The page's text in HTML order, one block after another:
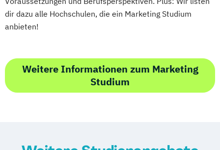
dir dazu alle Hochschulen, die ein Marketing Studium
anbieten!
Weitere Informationen zum Marketing
Studium